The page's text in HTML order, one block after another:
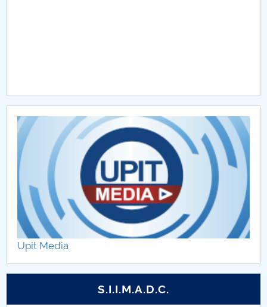
Upit Media
S.I.I.M.A.D.C.